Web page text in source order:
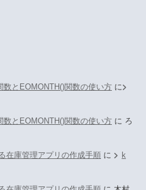
数とEOMONTH()関数の使い方に
数とEOMONTH()関数の使い方に ろ
在庫管理アプリの作成手順に
k